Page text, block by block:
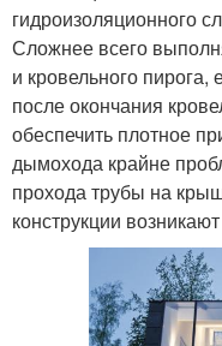
гидроизоляционного
Сложнее всего
и кровельного
после окончания
обеспечить плотное
дымохода крайне
прохода трубы на
конструкции